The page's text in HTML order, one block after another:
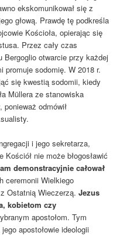
ekskomunikował się z
głową. Prawdę tę podkreśla
Kościoła, opierając się
Przez cały czas
Bergoglio otwarcie przy każdej
promuje sodomię. W 2018 r.
się kwestią sodomii, kiedy
Müllera ze stanowiska
odmówił
i jego sekretarza,
nie może błogosławić
demonstracyjnie całował
ceremonii Wielkiego
Ostatnią Wieczerzą.Jezus
kobietom czy
apostołom. Tym
apostołowie ideologii